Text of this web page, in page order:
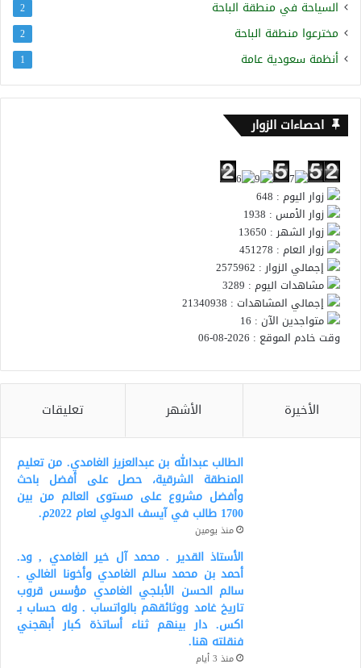
السياحة في منطقة الباحة 2
مخترعوا منطقة الباحة 2
أنظمة سعودية عامة 1
احصاءات الزوار
زوار اليوم : 648
زوار الأمس : 1938
زوار الشهر : 13650
زوار العام : 451278
إجمالي الزوار : 2575962
مشاهدات اليوم : 3289
إجمالي المشاهدات : 21340938
متواجدين الآن : 16
وقت خادم الموقع : 2026-08-06
الأخيرة الأشهر تعليقات
الطالب عبدالله بن عبدالعزيز الغامدي. من تعليم
المنطقة الشرقية، حصل على أفضل باحث
وأفضل مشروع على مستوى العالم من بين
1700 طالب في آيسف الدولي لعام 2022م.
منذ يومين
الأستاذ القدير . محمد آل خير الغامدي , ود.
أحمد بن محمد سالم الغامدي وأخونا الغالي .
سالم الحسن الأبلجي الغامدي مؤسس قروب
تاريخ غامد ووثائقهم بالواتساب . وله حساب بـ
اكس. دار بينهم ثناء أساتذة كبار أبهجني
فنقلته هنا.
منذ 3 أيام